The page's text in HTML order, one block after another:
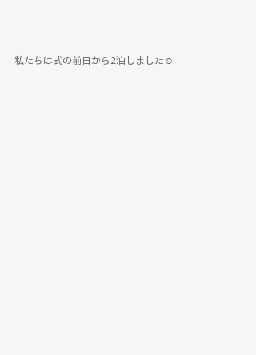
私たちは式の前日から2泊しました☺️